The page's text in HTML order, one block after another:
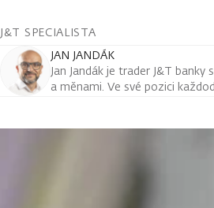
J&T SPECIALISTA
JAN JANDÁK
Jan Jandák je trader J&T
a měnami. Ve své pozici